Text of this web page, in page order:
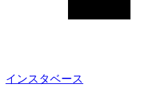
インスタベース